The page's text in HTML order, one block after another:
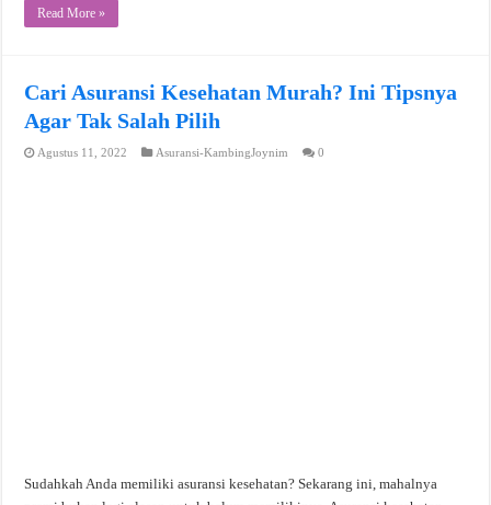
Read More »
Cari Asuransi Kesehatan Murah? Ini Tipsnya
Agar Tak Salah Pilih
Agustus 11, 2022 Asuransi-KambingJoynim 0
Sudahkah Anda memiliki asuransi kesehatan? Sekarang ini, mahalnya